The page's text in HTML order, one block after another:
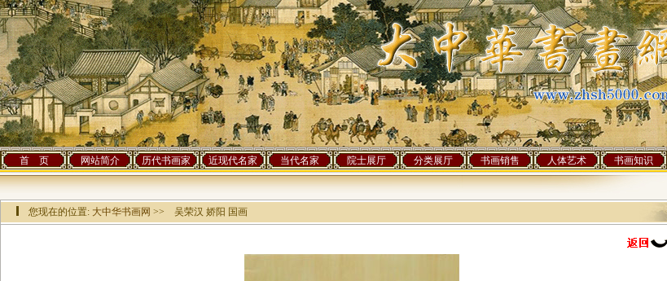
首 页 网站简介 历代书画家 近现代名家 当代名家 院士展厅 分类展厅 书画销售 人体艺术 书画知识
您现在的位置: 大中华书画网 >> 吴荣汉 娇阳 国画